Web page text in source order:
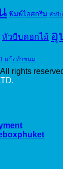
พิมพ์ไอศกรีม หัวบี
หัวบีบดอกไม้ อุ
แป้งทำขนม
rights